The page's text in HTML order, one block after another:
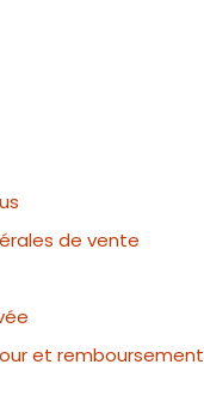
de vente
et remboursement